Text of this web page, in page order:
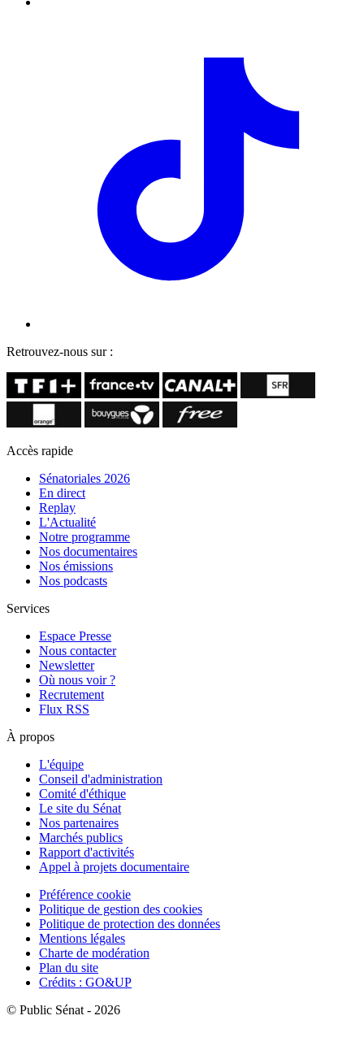
Retrouvez-nous sur :
Accès rapide
Sénatoriales 2026
En direct
Replay
L'Actualité
Notre programme
Nos documentaires
Nos émissions
Nos podcasts
Services
Espace Presse
Nous contacter
Newsletter
Où nous voir ?
Recrutement
Flux RSS
À propos
L'équipe
Conseil d'administration
Comité d'éthique
Le site du Sénat
Nos partenaires
Marchés publics
Rapport d'activités
Appel à projets documentaire
Préférence cookie
Politique de gestion des cookies
Politique de protection des données
Mentions légales
Charte de modération
Plan du site
Crédits : GO&UP
© Public Sénat - 2026